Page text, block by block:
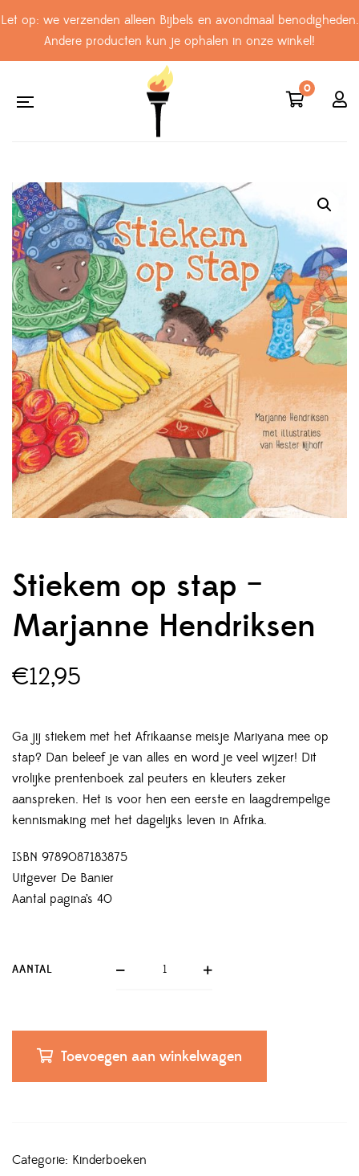
Let op: we verzenden alleen Bijbels en avondmaal benodigheden.
Andere producten kun je ophalen in onze winkel!
0
Stiekem op stap –
Marjanne Hendriksen
€12,95
Ga jij stiekem met het Afrikaanse meisje Mariyana mee op
stap? Dan beleef je van alles en word je veel wijzer! Dit
vrolijke prentenboek zal peuters en kleuters zeker
aanspreken. Het is voor hen een eerste en laagdrempelige
kennismaking met het dagelijks leven in Afrika.
ISBN 9789087183875
Uitgever De Banier
Aantal pagina’s 40
AANTAL
Toevoegen aan winkelwagen
Categorie: Kinderboeken